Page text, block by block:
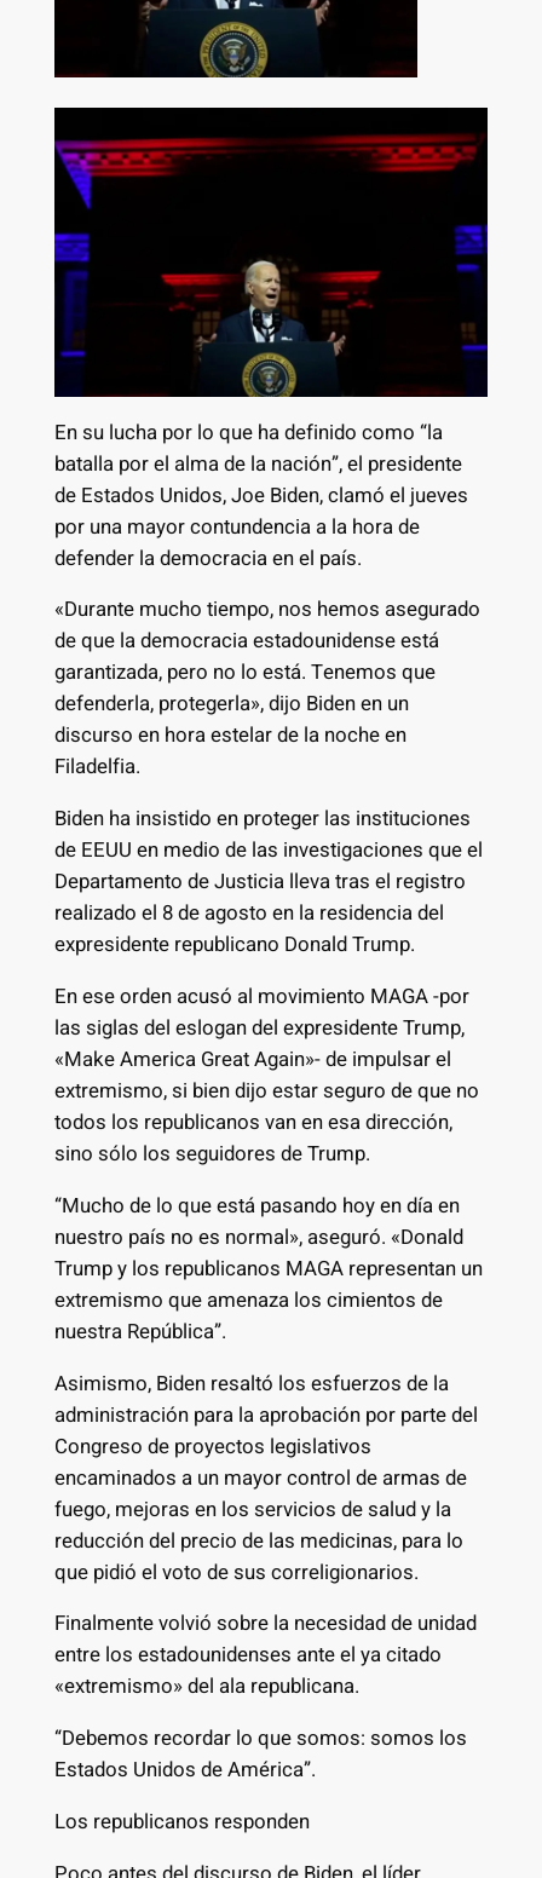
En su lucha por lo que ha definido como “la
batalla por el alma de la nación”, el presidente
de Estados Unidos, Joe Biden, clamó el jueves
por una mayor contundencia a la hora de
defender la democracia en el país.
«Durante mucho tiempo, nos hemos asegurado
de que la democracia estadounidense está
garantizada, pero no lo está. Tenemos que
defenderla, protegerla», dijo Biden en un
discurso en hora estelar de la noche en
Filadelfia.
Biden ha insistido en proteger las instituciones
de EEUU en medio de las investigaciones que el
Departamento de Justicia lleva tras el registro
realizado el 8 de agosto en la residencia del
expresidente republicano Donald Trump.
En ese orden acusó al movimiento MAGA -por
las siglas del eslogan del expresidente Trump,
«Make America Great Again»- de impulsar el
extremismo, si bien dijo estar seguro de que no
todos los republicanos van en esa dirección,
sino sólo los seguidores de Trump.
“Mucho de lo que está pasando hoy en día en
nuestro país no es normal», aseguró. «Donald
Trump y los republicanos MAGA representan un
extremismo que amenaza los cimientos de
nuestra República”.
Asimismo, Biden resaltó los esfuerzos de la
administración para la aprobación por parte del
Congreso de proyectos legislativos
encaminados a un mayor control de armas de
fuego, mejoras en los servicios de salud y la
reducción del precio de las medicinas, para lo
que pidió el voto de sus correligionarios.
Finalmente volvió sobre la necesidad de unidad
entre los estadounidenses ante el ya citado
«extremismo» del ala republicana.
“Debemos recordar lo que somos: somos los
Estados Unidos de América”.
Los republicanos responden